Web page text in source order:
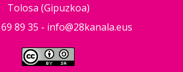
Tolosa (Gipuzkoa)
89 35 - info@28kanala.eus